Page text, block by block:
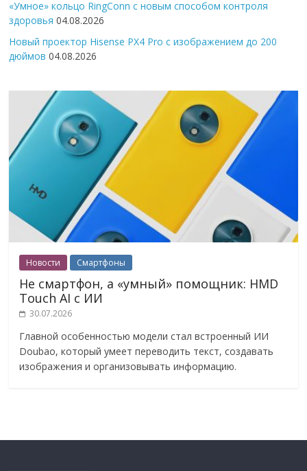
«Умное» кольцо RingConn с новым способом контроля
здоровья 04.08.2026
Новый проектор Hisense PX4 Pro с изображением до 200
дюймов 04.08.2026
Новости Смартфоны
Не смартфон, а «умный» помощник: HMD
Touch AI с ИИ
30.07.2026
Главной особенностью модели стал встроенный ИИ
Doubao, который умеет переводить текст, создавать
изображения и организовывать информацию.